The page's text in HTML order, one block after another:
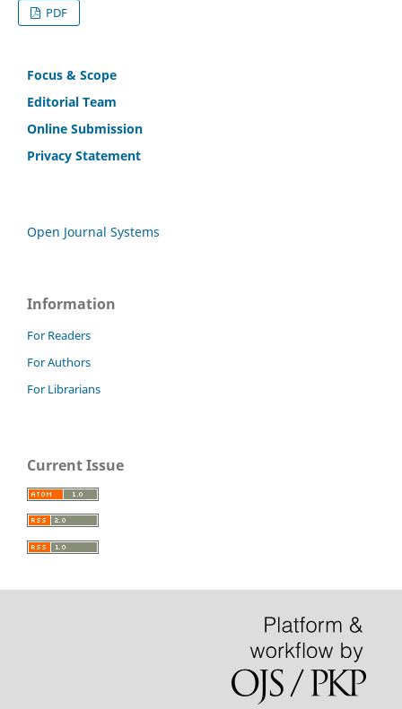
PDF
Focus & Scope
Editorial Team
Online Submission
Privacy Statement
Open Journal Systems
Information
For Readers
For Authors
For Librarians
Current Issue